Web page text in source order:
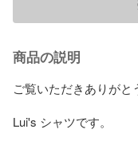
商品の説明
ご覧いただきありがと
Lui's シャツです。